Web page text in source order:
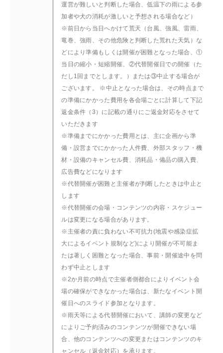
運営が難しいと判断した場合、低温下の雨による参
加者や犬の消耗が激しいと予想される場合など）
※前日から当日へかけて荒天（台風、強風、雷雨、
竜巻、強雨、その他危険と判断した荒れた天気）な
どにより準備もしくは開催が困難となった場合、①
当日の縮小・短縮開催、②代替開催日での開催（た
だし1回までとします。）または③中止する場合が
ございます。 ※中止となった場合は、その時点まで
の準備にかかった費用を各会場ごとに計算して下記
返金条件（3）に記載の通りにご返金対応をさせて
いただきます
※準備までにかかった費用とは、主に企画から準
備・設営までにかかった人件費、外部スタッフ・機
材・設備のキャンセル費、消耗品・備品の購入費、
広告費などになります
※代替開催が困難と主催者が判断したときは中止と
します
※代替開催の会場・コンテンツの内容・スケジュー
ルは変更になる場合があります。
※主催者の責に負わない不可抗力(地震や感染症拡
大によるイベント規制など)により開催が不可能ま
たは著しく困難となった場合、事前・開催途中を問
わず中止とします
※2か月前の時点で主催者側都合によりイベント会
場の確保ができなかった場合は、新たなイベント開
催日へのスライド参加となります。
※雨天等による代替開催において、講師の変更など
によりご予約済みのコンテンツが開催できない場
合、他のコンテンツへの変更またはコンテンツのキ
ャンセル（返金対応）を承ります。